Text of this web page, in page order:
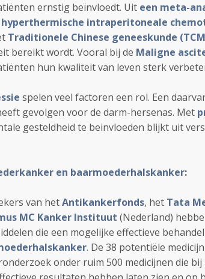
ernstig beïnvloedt. Uit een meta-
hyperthermische intraperitoneale
Traditionele Chinese geneeskunde
bereikt wordt. Vooral bij de Maligne
hun kwaliteit van leven sterk
spelen veel factoren een rol. Een
gevolgen voor de darm-hersenas. Met
gesteldheid te beinvloeden blijkt uit
en baarmoederhalskanker:
van hetAntikankerfonds, het Tata
MC Kanker Instituut (Nederland)
die een mogelijke effectieve
. De 38 potentiële
onder ruim 500 medicijnen die